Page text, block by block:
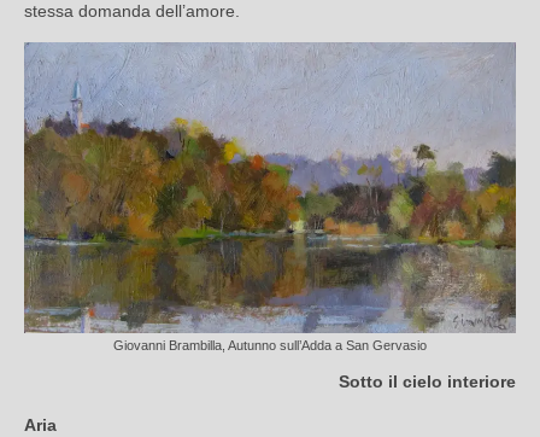
stessa domanda dell’amore.
Giovanni Brambilla, Autunno sull’Adda a San Gervasio
Sotto il cielo interiore
Aria